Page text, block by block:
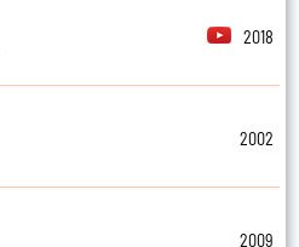
2018
2002
2009